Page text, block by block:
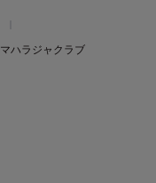
マハラジャクラブ